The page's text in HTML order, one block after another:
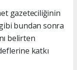
gazeteciliğinin
bundan sonra
belirten
katkı